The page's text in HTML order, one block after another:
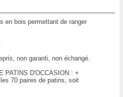
en bois permettant de ranger
non garanti, non échangé.
PATINS D'OCCASION : +
70 paires de patins, soit